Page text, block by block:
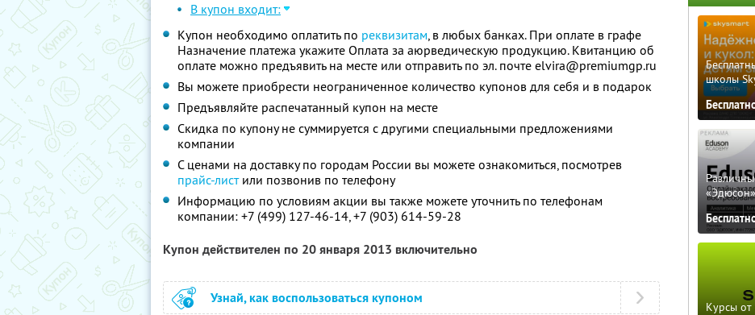
В купон входит:
Купон необходимо оплатить по реквизитам, в любых банках. При оплате в графе
Назначение платежа укажите Оплата за аюрведическую продукцию. Квитанцию об
оплате можно предъявить на месте или отправить по эл. почте elvira@premiumgp.ru
Вы можете приобрести неограниченное количество купонов для себя и в подарок
Предъявляйте распечатанный купон на месте
Скидка по купону не суммируется с другими специальными предложениями
компании
С ценами на доставку по городам России вы можете ознакомиться, посмотрев
прайс-листили позвонив по телефону
Информацию по условиям акции вы также можете уточнить по телефонам
компании: +7 (499) 127-46-14, +7 (903) 614-59-28
Купон действителен по 20 января 2013 включительно
Узнай, как воспользоваться купоном
школы
«Эдюсон»
Курсы